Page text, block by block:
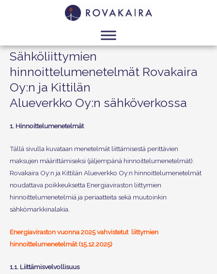
Sähköliittymien
hinnoittelumenetelmät Rovakaira
Oy:n ja Kittilän
Alueverkko Oy:n sähköverkossa
1. Hinnoittelumenetelmät
Tällä sivulla kuvataan menetelmät liittämisestä perittävien
maksujen määrittämiseksi (jäljempänä hinnoittelumenetelmät).
Rovakaira Oy:n ja Kittilän Alueverkko Oy:n hinnoittelumenetelmät
noudattava poikkeuksetta Energiaviraston liittymien
hinnoittelumenetelmiä ja periaatteita sekä muutoinkin
sähkömarkkinalakia.
Energiaviraston vuonna 2025 vahvistetut liittymien
hinnoittelumenetelmät (15.12.2025)
1.1. Liittämisvelvollisuus